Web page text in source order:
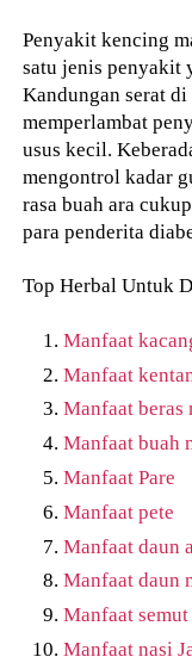
Penyakit kencing
satu jenis penyakit
Kandungan serat
memperlambat
usus kecil.
mengontrol kadar
rasa buah ara
para penderita
Top Herbal Untuk
Manfaat
Manfaat
Manfaat beras
Manfaat buah
Manfaat Pare
Manfaat pete
Manfaat daun
Manfaat daun
Manfaat
Manfaat nasi